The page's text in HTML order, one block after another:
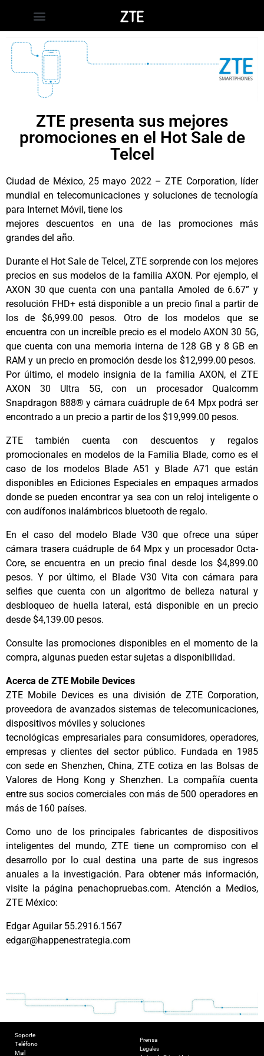
ZTE presenta sus mejores
promociones en el Hot Sale de
Telcel
Ciudad de México, 25 mayo 2022 – ZTE Corporation, líder
mundial en telecomunicaciones y soluciones de tecnología
para Internet Móvil, tiene los
mejores descuentos en una de las promociones más
grandes del año.
Durante el Hot Sale de Telcel, ZTE sorprende con los mejores
precios en sus modelos de la familia AXON. Por ejemplo, el
AXON 30 que cuenta con una pantalla Amoled de 6.67” y
resolución FHD+ está disponible a un precio final a partir de
los de $6,999.00 pesos. Otro de los modelos que se
encuentra con un increíble precio es el modelo AXON 30 5G,
que cuenta con una memoria interna de 128 GB y 8 GB en
RAM y un precio en promoción desde los $12,999.00 pesos.
Por último, el modelo insignia de la familia AXON, el ZTE
AXON 30 Ultra 5G, con un procesador Qualcomm
Snapdragon 888® y cámara cuádruple de 64 Mpx podrá ser
encontrado a un precio a partir de los $19,999.00 pesos.
ZTE también cuenta con descuentos y regalos
promocionales en modelos de la Familia Blade, como es el
caso de los modelos Blade A51 y Blade A71 que están
disponibles en Ediciones Especiales en empaques armados
donde se pueden encontrar ya sea con un reloj inteligente o
con audífonos inalámbricos bluetooth de regalo.
En el caso del modelo Blade V30 que ofrece una súper
cámara trasera cuádruple de 64 Mpx y un procesador Octa-
Core, se encuentra en un precio final desde los $4,899.00
pesos. Y por último, el Blade V30 Vita con cámara para
selfies que cuenta con un algoritmo de belleza natural y
desbloqueo de huella lateral, está disponible en un precio
desde $4,139.00 pesos.
Consulte las promociones disponibles en el momento de la
compra, algunas pueden estar sujetas a disponibilidad.
Acerca de ZTE Mobile Devices
ZTE Mobile Devices es una división de ZTE Corporation,
proveedora de avanzados sistemas de telecomunicaciones,
dispositivos móviles y soluciones
tecnológicas empresariales para consumidores, operadores,
empresas y clientes del sector público. Fundada en 1985
con sede en Shenzhen, China, ZTE cotiza en las Bolsas de
Valores de Hong Kong y Shenzhen. La compañía cuenta
entre sus socios comerciales con más de 500 operadores en
más de 160 países.
Como uno de los principales fabricantes de dispositivos
inteligentes del mundo, ZTE tiene un compromiso con el
desarrollo por lo cual destina una parte de sus ingresos
anuales a la investigación. Para obtener más información,
visite la página penachopruebas.com. Atención a Medios,
ZTE México:
Edgar Aguilar 55.2916.1567
edgar@happenestrategia.com
Soporte
Teléfono
Mail
Prensa
Legales